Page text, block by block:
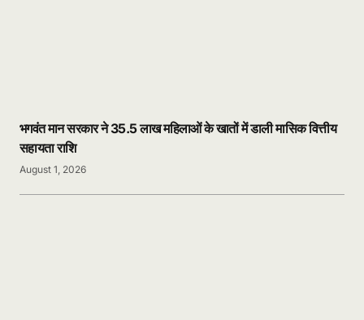
भगवंत मान सरकार ने 35.5 लाख महिलाओं के खातों में डाली मासिक वित्तीय
सहायता राशि
August 1, 2026